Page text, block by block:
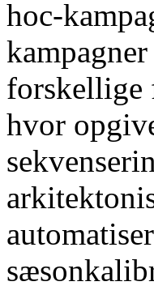
hoc-
forskellige
hvor